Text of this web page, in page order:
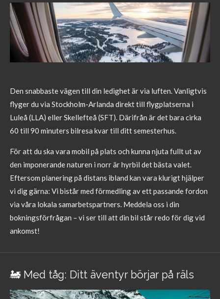
Den snabbaste vägen till din ledighet är via luften. Vanligtvis
flyger du via Stockholm-Arlanda direkt till flygplatserna i
Luleå (LLA) eller Skellefteå (SFT). Därifrån är det bara cirka
60 till 90 minuters bilresa kvar till ditt semesterhus.
För att du ska vara mobil på plats och kunna njuta fullt ut av
den imponerande naturen i norr är hyrbil det bästa valet.
Eftersom planering på distans ibland kan vara klurigt hjälper
vi dig gärna: Vi bistår med förmedling av ett passande fordon
via våra lokala samarbetspartners. Meddela oss i din
bokningsförfrågan – vi ser till att din bil står redo för dig vid
ankomst!
🚂 Med tåg: Ditt äventyr börjar på räls